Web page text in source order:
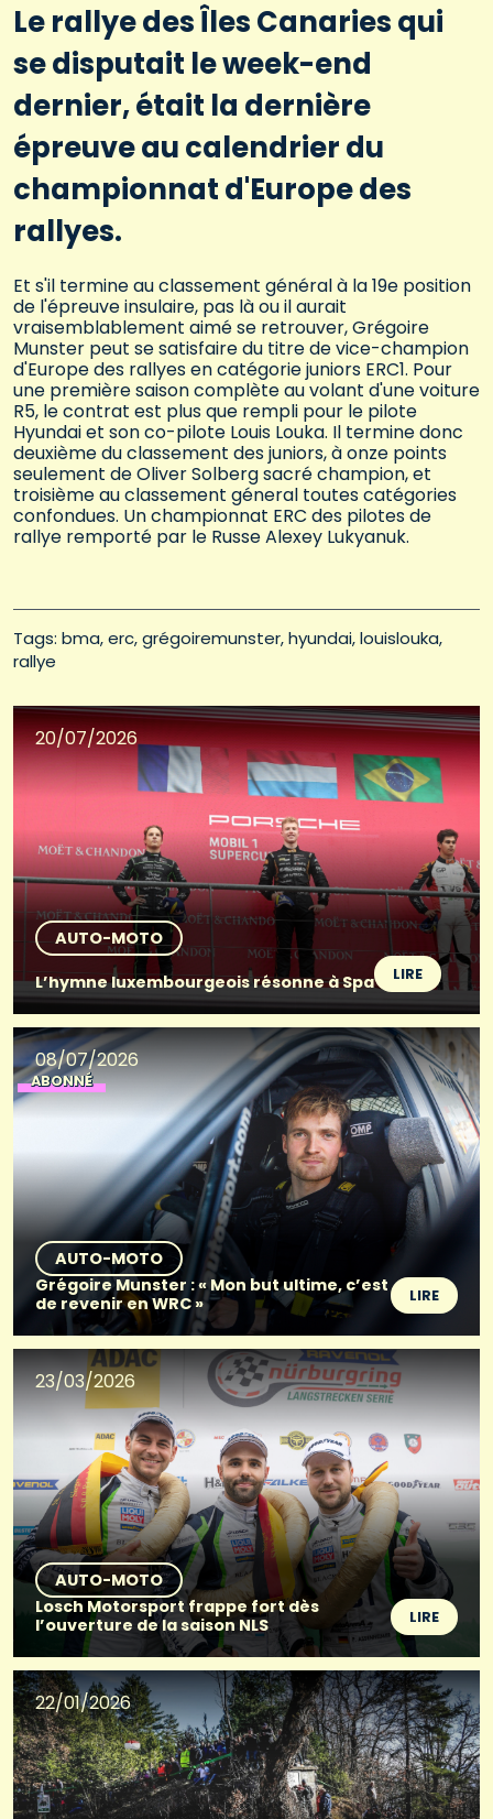
Le rallye des Îles Canaries qui
se disputait le week-end
dernier, était la dernière
épreuve au calendrier du
championnat d'Europe des
rallyes.
Et s'il termine au classement général à la 19e position
de l'épreuve insulaire, pas là ou il aurait
vraisemblablement aimé se retrouver, Grégoire
Munster peut se satisfaire du titre de vice-champion
d'Europe des rallyes en catégorie juniors ERC1. Pour
une première saison complète au volant d'une voiture
R5, le contrat est plus que rempli pour le pilote
Hyundai et son co-pilote Louis Louka. Il termine donc
deuxième du classement des juniors, à onze points
seulement de Oliver Solberg sacré champion, et
troisième au classement géneral toutes catégories
confondues. Un championnat ERC des pilotes de
rallye remporté par le Russe Alexey Lukyanuk.
Tags: bma erc grégoiremunster hyundai louislouka
rallye
20/07/2026
AUTO-MOTO
L’hymne luxembourgeois résonne à Spa
LIRE
08/07/2026
ABONNÉ
AUTO-MOTO
Grégoire Munster : « Mon but ultime, c’est
de revenir en WRC »
LIRE
23/03/2026
AUTO-MOTO
Losch Motorsport frappe fort dès
l’ouverture de la saison NLS
LIRE
22/01/2026